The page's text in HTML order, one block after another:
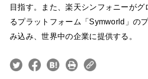
目指す。また、楽天シンフォニーがグ
るプラットフォーム「Symworld」の
み込み、世界中の企業に提供する。